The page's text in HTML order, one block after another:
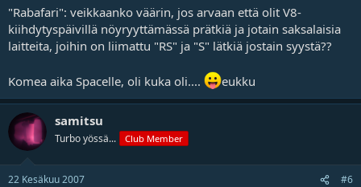
"Rabafari": veikkaanko väärin, jos arvaan että olit V8-
kiihdytyspäivillä nöyryyttämässä prätkiä ja jotain saksalaisia
laitteita, joihin on liimattu "RS" ja "S" lätkiä jostain syystä??
Komea aika Spacelle, oli kuka oli.... eukku
samitsu
Turbo yössä... Club Member
22 Kesäkuu 2007 #6